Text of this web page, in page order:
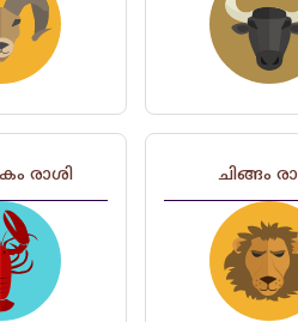
രാശി ചിങ്ങം